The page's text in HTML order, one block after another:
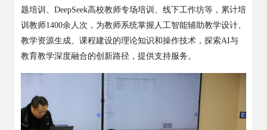
题培训、 DeepSeek高校教师专场培训、线下工作坊等，累计培
训教师1400余人次，为教师系统掌握人工智能辅助教学设计、
教学资源生成、课程建设的理论知识和操作技术，探索AI与
教育教学深度融合的创新路径，提供支持服务。